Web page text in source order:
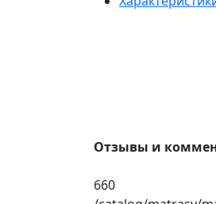
Отзывы и
660